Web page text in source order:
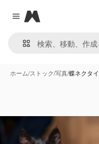
Close menu
Magnific
ホーム/ストック/写真/蝶ネクタ